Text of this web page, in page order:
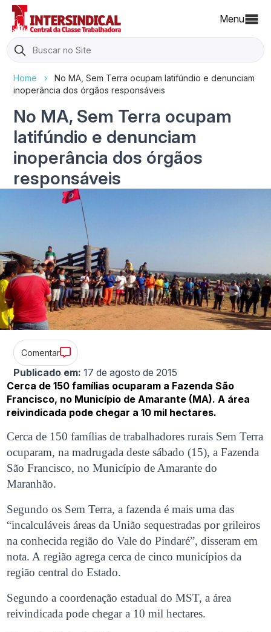
Menu
Search
for:
Home ›
No MA, Sem Terra ocupam latifúndio e denunciam
inoperância dos órgãos responsáveis
No MA, Sem Terra ocupam
latifúndio e denunciam
inoperância dos órgãos
responsáveis
Comentar
Publicado em: 17 de agosto de 2015
Cerca de 150 famílias ocuparam a Fazenda São
Francisco, no Município de Amarante (MA). A área
reivindicada pode chegar a 10 mil hectares.
Cerca de 150 famílias de trabalhadores rurais Sem Terra
ocuparam, na madrugada deste sábado (15), a Fazenda
São Francisco, no Município de Amarante do
Maranhão.
Segundo os Sem Terra, a fazenda é mais uma das
“incalculáveis áreas da União sequestradas por grileiros
na conhecida região do Vale do Pindaré”, disseram em
nota. A região agrega cerca de cinco municípios da
região central do Estado.
Segundo a coordenação estadual do MST, a área
reivindicada pode chegar a 10 mil hectares.